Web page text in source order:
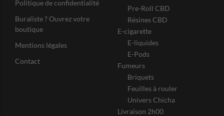
Politique de confidentialité
Buraliste ? Ouvrez votre
boutique
Mentions légales
Contact
Pre-Roll CBD
Résines CBD
E-cigarette
E-liquides
E-Pods
Fumeurs
Briquets
Feuilles à rouler
Univers Chicha
Livraison 2h00